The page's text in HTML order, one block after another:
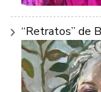
“Retratos” de